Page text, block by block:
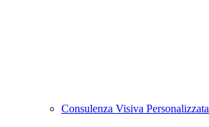
Consulenza Visiva Personalizzata